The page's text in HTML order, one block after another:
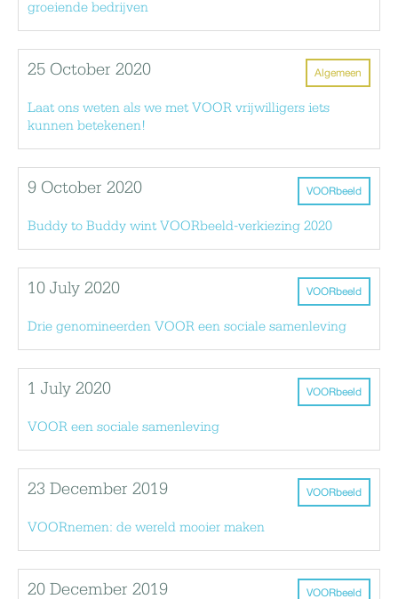
groeiende bedrijven
Algemeen
25 October 2020
Laat ons weten als we met VOOR vrijwilligers iets
kunnen betekenen!
VOORbeeld
9 October 2020
Buddy to Buddy wint VOORbeeld-verkiezing 2020
VOORbeeld
10 July 2020
Drie genomineerden VOOR een sociale samenleving
VOORbeeld
1 July 2020
VOOR een sociale samenleving
VOORbeeld
23 December 2019
VOORnemen: de wereld mooier maken
VOORbeeld
20 December 2019